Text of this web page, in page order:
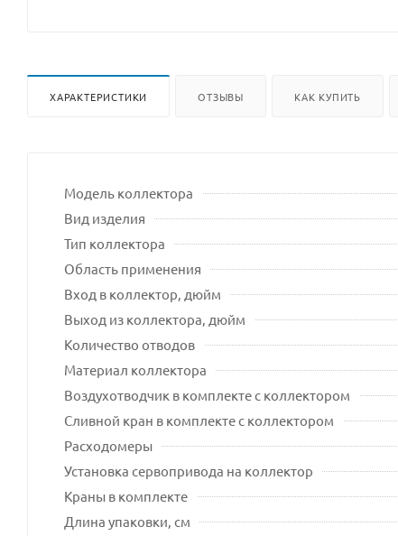
ХАРАКТЕРИСТИКИ ОТЗЫВЫ КАК КУПИТЬ
Модель коллектора
Вид изделия
Тип коллектора
Область применения
Вход в коллектор, дюйм
Выход из коллектора, дюйм
Количество отводов
Материал коллектора
Воздухотводчик в комплекте с коллектором
Сливной кран в комплекте с коллектором
Расходомеры
Установка сервопривода на коллектор
Краны в комплекте
Длина упаковки, см